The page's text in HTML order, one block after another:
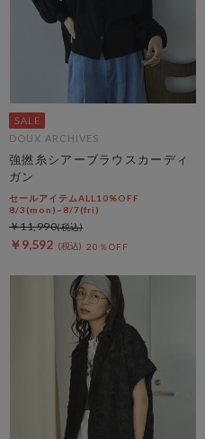
DOUX ARCHIVES
強撚糸シアーブラウスカーディ
ガン
セールアイテムALL10%OFF
8/3(mon)~8/7(fri)
￥9,592 20％OFF
￥11,990